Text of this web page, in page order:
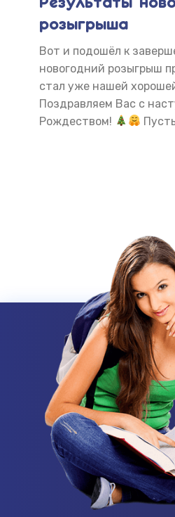
розыгрыша
Вот и подошёл к
новогодний розыгрыш
стал уже нашей
Поздравляем Вас с
Рождеством!